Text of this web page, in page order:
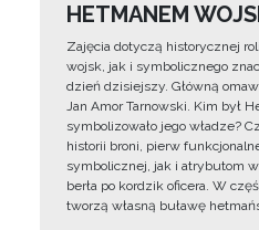
HETMANEM
Zajęcia dotyczą historycznej
wojsk, jak i symbolicznego
dzień dzisiejszy. Główną
Jan Amor Tarnowski. Kim był
symbolizowało jego władze?
historii broni, pierw
symbolicznej, jak i atrybutom
berła po kordzik oficera. W
tworzą własną buławę